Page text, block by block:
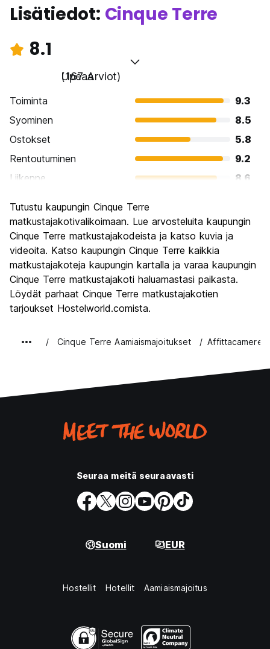
Lisätiedot: Cinque Terre
8.1
Upeaa
(167 Arviot)
Toiminta
9.3
Syominen
8.5
Ostokset
5.8
Rentoutuminen
9.2
Liikenne
8.6
Kulttuuri
8.5
Yöelämä
Rahanarvoinen
Tutustu kaupungin Cinque Terre
matkustajakotivalikoimaan. Lue arvosteluita kaupungin
Cinque Terre matkustajakodeista ja katso kuvia ja
videoita. Katso kaupungin Cinque Terre kaikkia
matkustajakoteja kaupungin kartalla ja varaa kaupungin
Cinque Terre matkustajakoti haluamastasi paikasta.
Löydät parhaat Cinque Terre matkustajakotien
tarjoukset Hostelworld.comista.
Cinque Terre Aamiaismajoitukset Affittacamere
Seuraa meitä seuraavasti
Suomi EUR
Hostellit Hotellit Aamiaismajoitus